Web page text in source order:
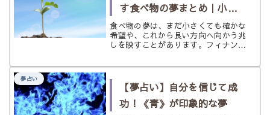
す食べ物の夢まとめ｜小さ
な光が見え始めるサイン
食べ物の夢は、まだ小さくても確かな
希望や、これから良い方向へ向かう兆
しを映すことがあります。フィナンシ
の夢から、明るい気配と受け取りはじ
夢占い
【夢占い】自分を信じて成
功！《青》が印象的な夢